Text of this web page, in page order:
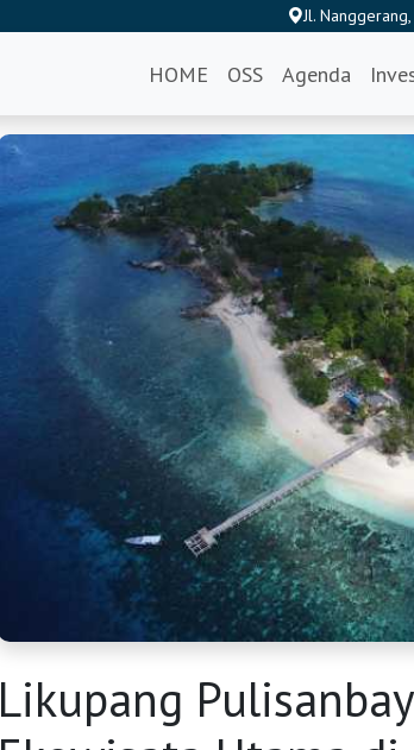
Jl.
HOME OSS Agenda
Likupang